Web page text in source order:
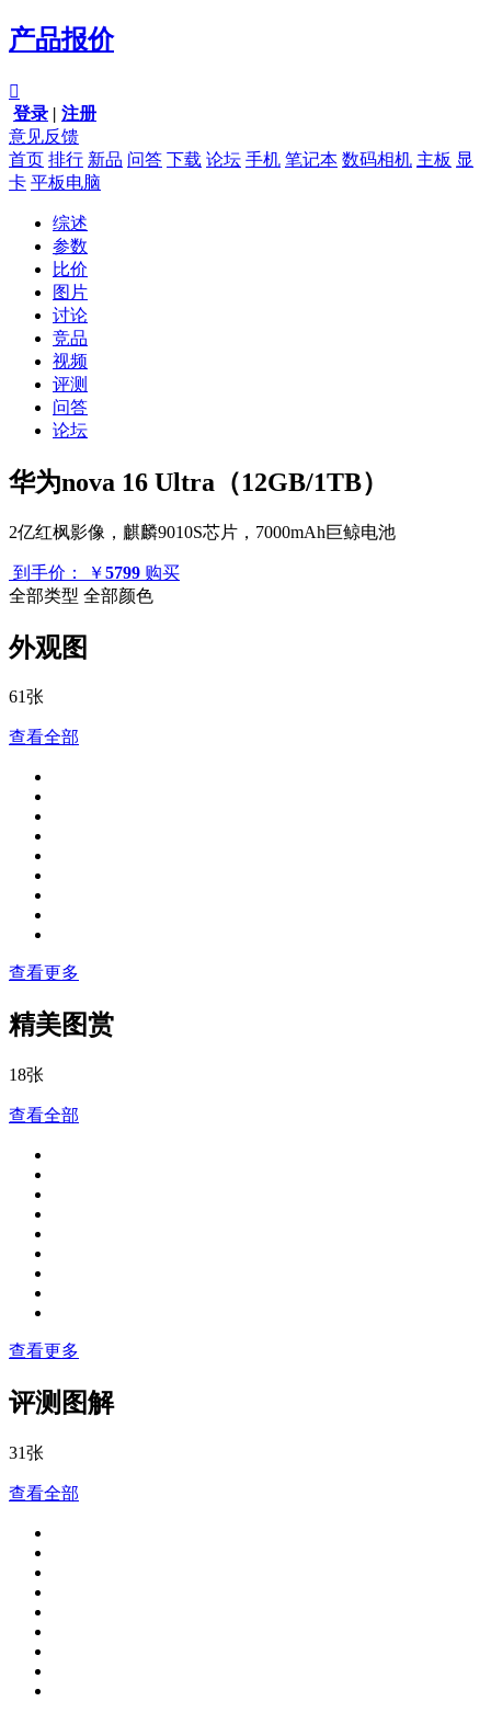
产品报价

登录 | 注册
意见反馈
首页 排行 新品 问答 下载 论坛 手机 笔记本 数码相机 主板 显
卡 平板电脑
综述
参数
比价
图片
讨论
竞品
视频
评测
问答
论坛
华为nova 16 Ultra（12GB/1TB）
2亿红枫影像，麒麟9010S芯片，7000mAh巨鲸电池
到手价： ￥5799 购买
全部类型 全部颜色
外观图
61张
查看全部
查看更多
精美图赏
18张
查看全部
查看更多
评测图解
31张
查看全部